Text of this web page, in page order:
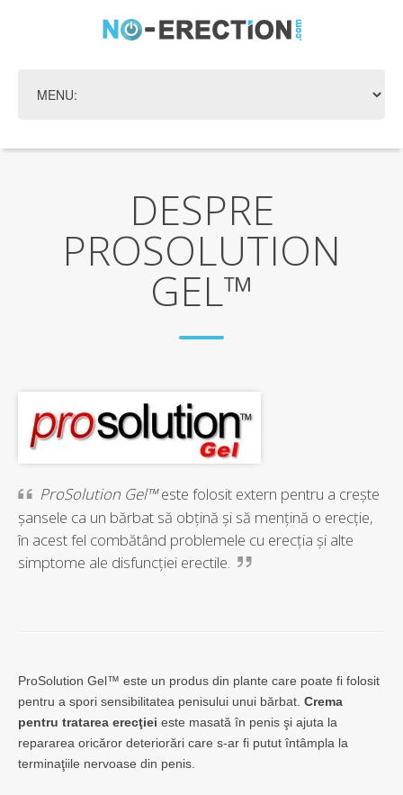
DESPRE
PROSOLUTION
GEL™
ProSolution Gel™este folosit extern pentru a creşte
şansele ca un bărbat să obţină şi să menţină o erecţie,
în acest fel combătând problemele cu erecţia şi alte
simptome ale disfuncţiei erectile.
ProSolution Gel™ este un produs din plante care poate fi folosit
pentru a spori sensibilitatea penisului unui bărbat. Crema
pentru tratarea erecţiei este masată în penis şi ajuta la
repararea oricăror deteriorări care s-ar fi putut întâmpla la
terminaţiile nervoase din penis.